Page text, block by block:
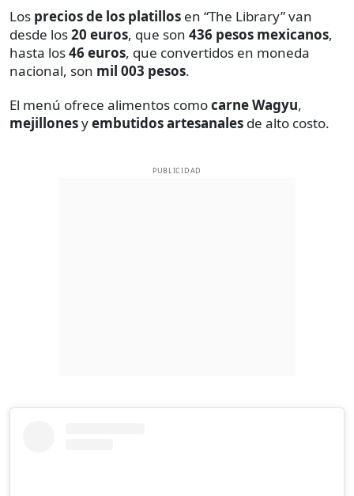
Los precios de los platillos en “The Library” van
desde los20 euros, que son 436 pesos mexicanos,
hasta los46 euros, que convertidos en moneda
nacional, son mil 003 pesos.
El menú ofrece alimentos comocarne Wagyu,
mejillonesyembutidos artesanales de alto costo.
PUBLICIDAD